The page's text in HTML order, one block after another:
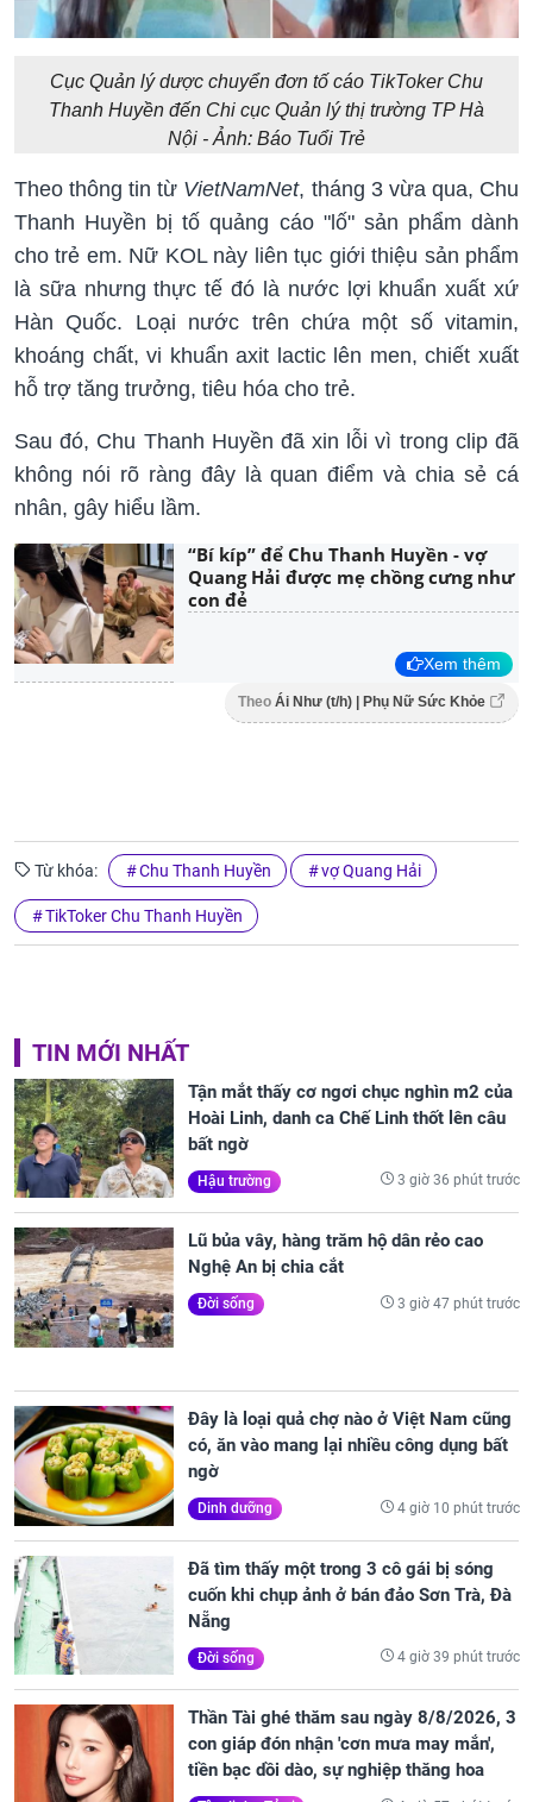
Cục Quản lý dược chuyển đơn tố cáo TikToker Chu
Thanh Huyền đến Chi cục Quản lý thị trường TP Hà
Nội - Ảnh: Báo Tuổi Trẻ
Theo thông tin từ VietNamNet, tháng 3 vừa qua, Chu
Thanh Huyền bị tố quảng cáo "lố" sản phẩm dành
cho trẻ em. Nữ KOL này liên tục giới thiệu sản phẩm
là sữa nhưng thực tế đó là nước lợi khuẩn xuất xứ
Hàn Quốc. Loại nước trên chứa một số vitamin,
khoáng chất, vi khuẩn axit lactic lên men, chiết xuất
hỗ trợ tăng trưởng, tiêu hóa cho trẻ.
Sau đó, Chu Thanh Huyền đã xin lỗi vì trong clip đã
không nói rõ ràng đây là quan điểm và chia sẻ cá
nhân, gây hiểu lầm.
“Bí kíp” để Chu Thanh Huyền - vợ
Quang Hải được mẹ chồng cưng như
con đẻ
Xem thêm
Theo Ái Như (t/h) | Phụ Nữ Sức Khỏe
Từ khóa: Chu Thanh Huyền vợ Quang Hải
TikToker Chu Thanh Huyền
TIN MỚI NHẤT
Tận mắt thấy cơ ngơi chục nghìn m2 của
Hoài Linh, danh ca Chế Linh thốt lên câu
bất ngờ
Hậu trường 3 giờ 36 phút trước
Lũ bủa vây, hàng trăm hộ dân rẻo cao
Nghệ An bị chia cắt
Đời sống 3 giờ 47 phút trước
Đây là loại quả chợ nào ở Việt Nam cũng
có, ăn vào mang lại nhiều công dụng bất
ngờ
Dinh dưỡng 4 giờ 10 phút trước
Đã tìm thấy một trong 3 cô gái bị sóng
cuốn khi chụp ảnh ở bán đảo Sơn Trà, Đà
Nẵng
Đời sống 4 giờ 39 phút trước
Thần Tài ghé thăm sau ngày 8/8/2026, 3
con giáp đón nhận 'cơn mưa may mắn',
tiền bạc dồi dào, sự nghiệp thăng hoa